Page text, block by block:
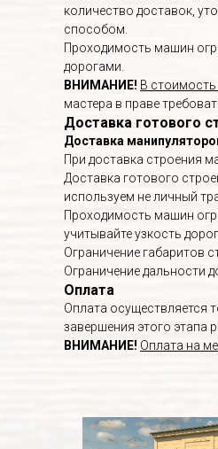
количество доставок,
способом.
Проходимость машин
дорогами.
ВНИМАНИЕ! В стоимость
мастера в праве
Доставка готового
Доставка
При доставка строения
Доставка готового
используем не личный
Проходимость машин
учитывайте узкость
Ограничение габаритов
Ограничение дальности
Оплата
Оплата осуществляется
завершения этого этапа
ВНИМАНИЕ! Оплата на